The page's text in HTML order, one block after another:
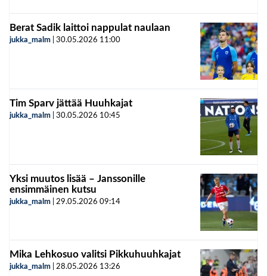
Berat Sadik laittoi nappulat naulaan
jukka_malm 30.05.2026 11:00
Tim Sparv jättää Huuhkajat
jukka_malm 30.05.2026 10:45
Yksi muutos lisää – Janssonille
ensimmäinen kutsu
jukka_malm 29.05.2026 09:14
Mika Lehkosuo valitsi Pikkuhuuhkajat
jukka_malm 28.05.2026 13:26